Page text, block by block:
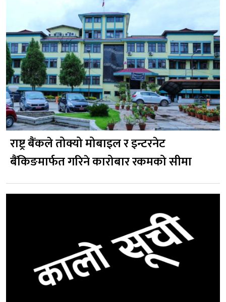
राष्ट्र बैंकले तोक्यो मोबाइल र इन्टरनेट
बैंकिङमार्फत गरिने कारोबार रकमको सीमा